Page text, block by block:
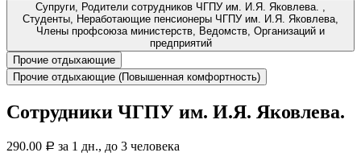
Супруги, Родители сотрудников ЧГПУ им. И.Я. Яковлева. ,
Студенты, Неработающие пенсионеры ЧГПУ им. И.Я. Яковлева,
Члены профсоюза министерств, Ведомств, Организаций и
предприятий
Прочие отдыхающие
Прочие отдыхающие (Повышенная комфортность)
Сотрудники ЧГПУ им. И.Я. Яковлева.
290.00 Р за 1 дн., до 3 человека